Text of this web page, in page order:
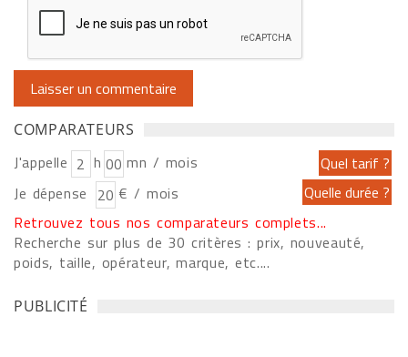
COMPARATEURS
J'appelle h
mn / mois
Je dépense
€ / mois
Retrouvez tous nos comparateurs complets...
Recherche sur plus de 30 critères : prix, nouveauté,
poids, taille, opérateur, marque, etc....
PUBLICITÉ